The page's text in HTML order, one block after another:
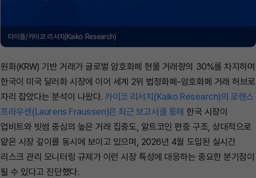
타이틀/카이코 리서치(Kaiko Research)
원화(KRW) 기반 거래가 글로벌 암호화폐 현물 거래량의 30%를 차지하며
한국이 미국 달러화 시장에 이어 세계 2위 법정화폐-암호화폐 거래 허브로
자리 잡았다는 분석이 나왔다. 카이코 리서치(Kaiko Research)의 로렌스
프라우센(Laurens Fraussen)은 최근 보고서를 통해 한국 시장이
업비트와 빗썸 중심의 높은 거래 집중도, 알트코인 편중 구조, 상대적으로
얕은 시장 깊이를 동시에 보이고 있으며, 2026년 4월 도입된 실시간
리스크 관리 모니터링 규제가 이런 시장 특성에 대응하는 중요한 분기점이
될 수 있다고 진단했다.